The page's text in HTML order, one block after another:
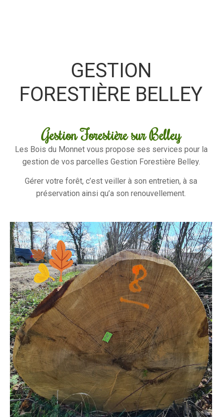
GESTION
FORESTIÈRE BELLEY
Gestion Forestière sur Belley
Les Bois du Monnet vous propose ses services pour la
gestion de vos parcelles Gestion Forestière Belley.
Gérer votre forêt, c’est veiller à son entretien, à sa
préservation ainsi qu’a son renouvellement.